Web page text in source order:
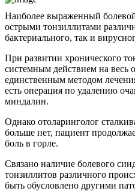
Наиболее выраженный
острыми тонзиллитами
бактериального, так и
При развитии хронического
системным действием на весь
единственным методом
есть операция по удалению
миндалин.
Однако отоларинголог
больше нет, пациент
боль в горле.
Связано наличие болевого
тонзиллитов различного
быть обусловлено другими